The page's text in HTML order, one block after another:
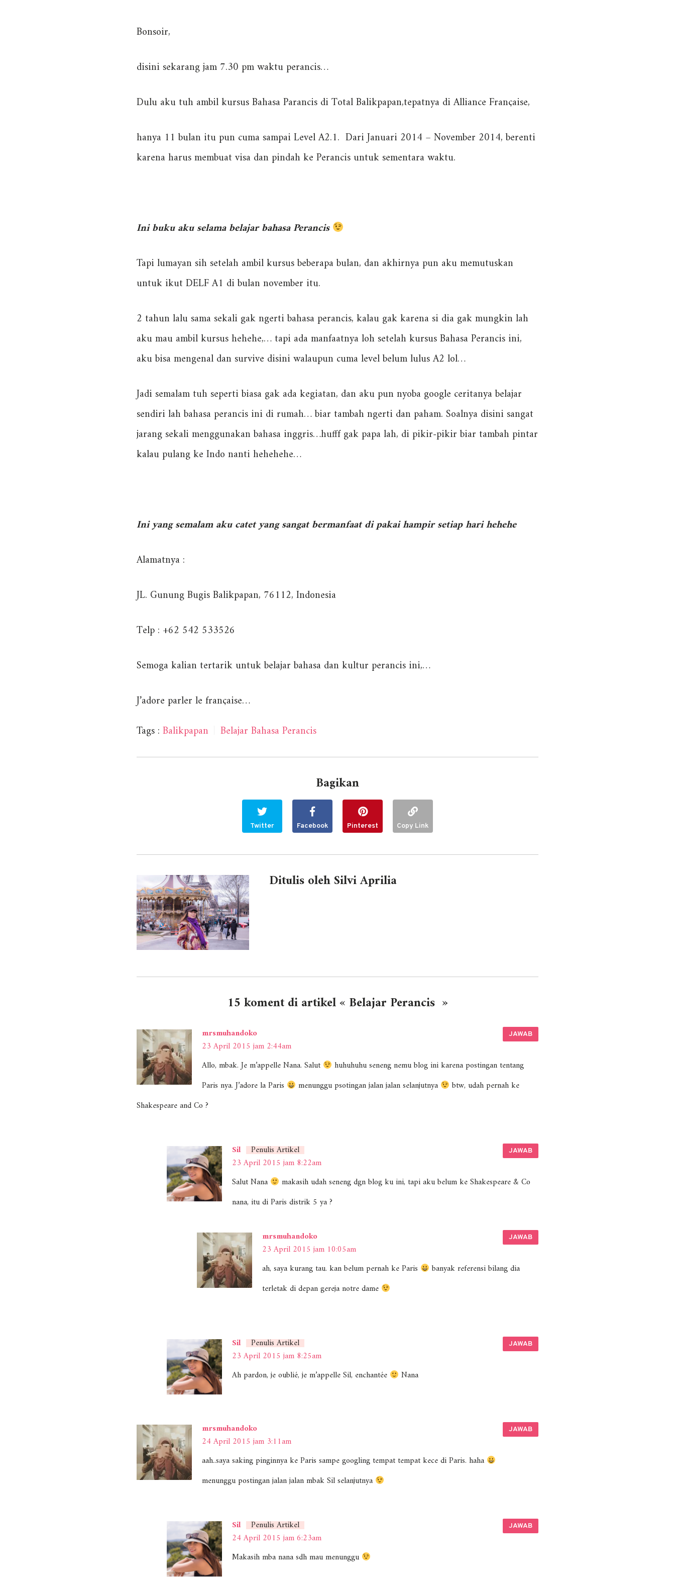
Bonsoir,
disini sekarang jam 7.30 pm waktu perancis…
Dulu aku tuh ambil kursus Bahasa Parancis di Total Balikpapan,tepatnya di Alliance Française,
hanya 11 bulan itu pun cuma sampai Level A2.1. Dari Januari 2014 – November 2014, berenti
karena harus membuat visa dan pindah ke Perancis untuk sementara waktu.
Ini buku aku selama belajar bahasa Perancis
Tapi lumayan sih setelah ambil kursus beberapa bulan, dan akhirnya pun aku memutuskan
untuk ikut DELF A1 di bulan november itu.
2 tahun lalu sama sekali gak ngerti bahasa perancis, kalau gak karena si dia gak mungkin lah
aku mau ambil kursus hehehe,… tapi ada manfaatnya loh setelah kursus Bahasa Perancis ini,
aku bisa mengenal dan survive disini walaupun cuma level belum lulus A2 lol…
Jadi semalam tuh seperti biasa gak ada kegiatan, dan aku pun nyoba google ceritanya belajar
sendiri lah bahasa perancis ini di rumah… biar tambah ngerti dan paham. Soalnya disini sangat
jarang sekali menggunakan bahasa inggris…hufff gak papa lah, di pikir-pikir biar tambah pintar
kalau pulang ke Indo nanti hehehehe…
Ini yang semalam aku catet yang sangat bermanfaat di pakai hampir setiap hari hehehe
Alamatnya :
JL. Gunung Bugis Balikpapan, 76112, Indonesia
Telp : +62 542 533526
Semoga kalian tertarik untuk belajar bahasa dan kultur perancis ini,…
J’adore parler le française…
Tags : Balikpapan Belajar Bahasa Perancis
Bagikan
Twitter Facebook Pinterest Copy Link
Ditulis oleh Silvi Aprilia
15 koment di artikel « Belajar Perancis »
mrsmuhandoko
23 April 2015 jam 2:44am
JAWAB
Allo, mbak. Je m’appelle Nana. Salut
huhuhuhu seneng nemu blog ini karena postingan tentang
Paris nya. J’adore la Paris
menunggu psotingan jalan jalan selanjutnya
btw, udah pernah ke
Shakespeare and Co ?
Sil
Penulis Artikel
23 April 2015 jam 8:22am
JAWAB
Salut Nana
makasih udah seneng dgn blog ku ini, tapi aku belum ke Shakespeare & Co
nana, itu di Paris distrik 5 ya ?
mrsmuhandoko
23 April 2015 jam 10:05am
JAWAB
ah, saya kurang tau. kan belum pernah ke Paris
banyak referensi bilang dia
terletak di depan gereja notre dame
Sil
Penulis Artikel
23 April 2015 jam 8:25am
JAWAB
Ah pardon, je oublié, je m’appelle Sil, enchantée Nana
mrsmuhandoko
24 April 2015 jam 3:11am
JAWAB
aah..saya saking pinginnya ke Paris sampe googling tempat tempat kece di Paris. haha
menunggu postingan jalan jalan mbak Sil selanjutnya
Sil
Penulis Artikel
24 April 2015 jam 6:23am
JAWAB
Makasih mba nana sdh mau menunggu